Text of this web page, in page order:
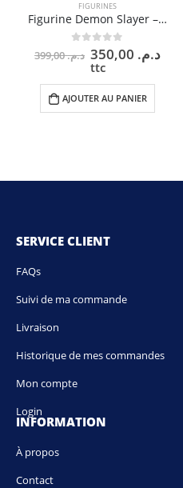
FIGURINES
Figurine Demon Slayer – Tanjiro Kamado Vol. 7 – 15 cm
sur 5د.م.399,00 Le
prix
était :
د.م.Le
ttc
AJOUTER AU PANIER
SERVICE CLIENT
FAQs
Suivi de ma commande
Livraison
Historique de mes commandes
Mon compte
Login
INFORMATION
À propos
Contact